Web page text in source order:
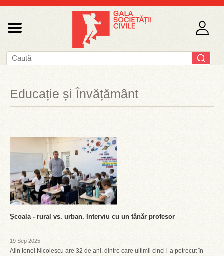
Educație și Învățământ
Școala - rural vs. urban. Interviu cu un tânăr profesor
19 Sep 2025
Alin Ionel Nicolescu are 32 de ani, dintre care ultimii cinci i-a petrecut în